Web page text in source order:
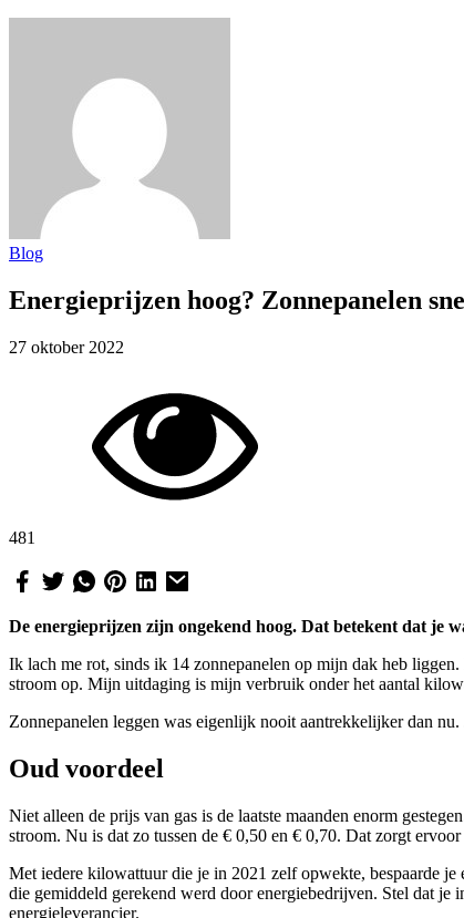
Blog
Energieprijzen hoog? Zonnepanelen
27 oktober 2022
481
De energieprijzen zijn ongekend hoog. Dat betekent dat je
Ik lach me rot, sinds ik 14 zonnepanelen op mijn dak heb
stroom op. Mijn uitdaging is mijn verbruik onder het aantal
Zonnepanelen leggen was eigenlijk nooit aantrekkelijker dan
Oud voordeel
Niet alleen de prijs van gas is de laatste maanden enorm
stroom. Nu is dat zo tussen de € 0,50 en € 0,70. Dat zorgt
Met iedere kilowattuur die je in 2021 zelf opwekte, bespaarde
die gemiddeld gerekend werd door energiebedrijven. Stel dat
energieleverancier.